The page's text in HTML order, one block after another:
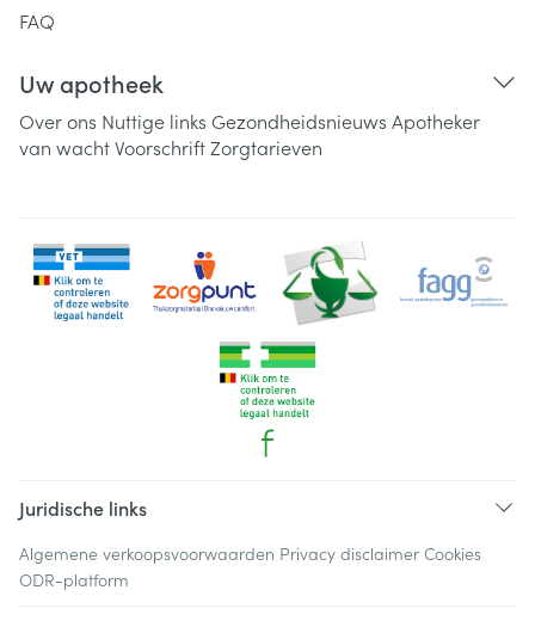
FAQ
Uw apotheek
Over ons Nuttige links Gezondheidsnieuws Apotheker
van wachtVoorschriftZorgtarieven
Juridische links
Algemene verkoopsvoorwaarden Privacy disclaimer Cookies
ODR-platform